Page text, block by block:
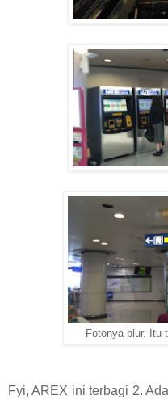
Fotonya blur. Itu
Fyi, AREX ini terbagi 2.